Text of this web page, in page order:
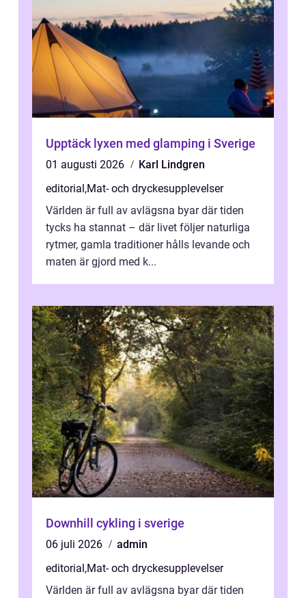
Upptäck lyxen med glamping i Sverige
01 augusti 2026
Karl Lindgren
editorial,Mat- och dryckesupplevelser
Världen är full av avlägsna byar där tiden
tycks ha stannat – där livet följer naturliga
rytmer, gamla traditioner hålls levande och
maten är gjord med k...
Downhill cykling i sverige
06 juli 2026
admin
editorial,Mat- och dryckesupplevelser
Världen är full av avlägsna byar där tiden